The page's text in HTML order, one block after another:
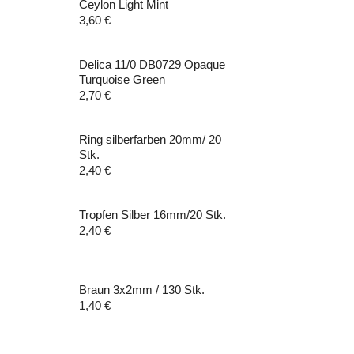
Ceylon Light Mint
3,60 €
Delica 11/0 DB0729 Opaque
Turquoise Green
2,70 €
Ring silberfarben 20mm/ 20
Stk.
2,40 €
Tropfen Silber 16mm/20 Stk.
2,40 €
Braun 3x2mm / 130 Stk.
1,40 €